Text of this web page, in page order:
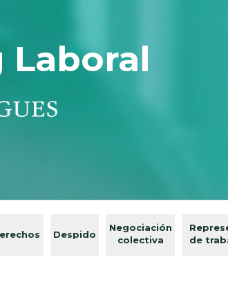
Laboral
Despido
Negociación
colectiva
de